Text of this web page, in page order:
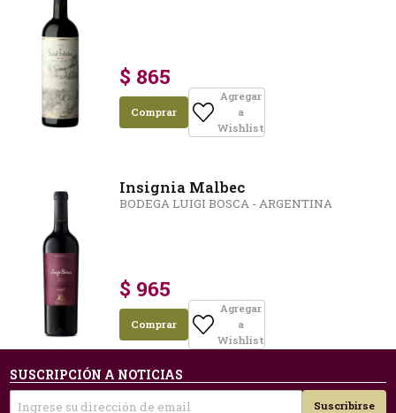
$ 865
Comprar
Agregar
a
Wishlist
Insignia Malbec
BODEGA LUIGI BOSCA - ARGENTINA
$ 965
Comprar
Agregar
a
Wishlist
SUSCRIPCIÓN A NOTICIAS
Suscribirse